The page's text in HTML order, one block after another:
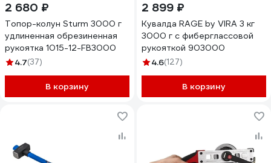
2 680 ₽
Топор-колун Sturm 3000 г
удлиненная обрезиненная
рукоятка 1015-12-FB3000
4.7(37)
В корзину
2 899 ₽
Кувалда RAGE by VIRA 3 кг
3000 г с фиберглассовой
рукояткой 903000
4.6(127)
В корзину